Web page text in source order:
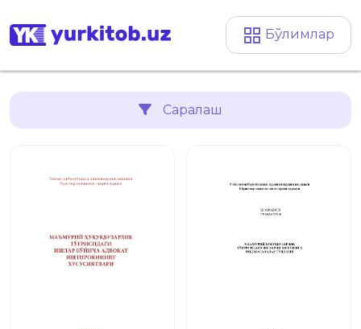
Бўлимлар
Саралаш